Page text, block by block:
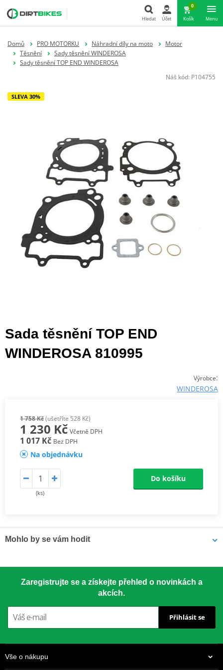
Hledat Účet
0
Košík Menu
Domů PRO MOTORKU Náhradní díly na moto
Motor
Těsnění
Sady těsnění WINDEROSA
Sady těsnění TOP END WINDEROSA
Náš kód: P104755
SLEVA 30%
Sada těsnění TOP END
WINDEROSA 810995
Výrobce:
WINDEROSA
1 758 Kč(ušetříte 528 Kč)
1 230 Kč Včetně DPH
1 017 Kč Bez DPH
Na objednávku
(ks)
Do košíku
Mohlo by se vám hodit
Zaregistrujte se a získejte přehled o novinkách a
akcích.
Přihlásit se
Vše o nákupu